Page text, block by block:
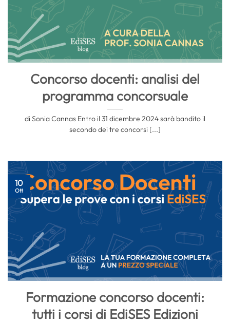
Concorso docenti: analisi del
programma concorsuale
di Sonia Cannas Entro il 31 dicembre 2024 sarà bandito il
secondo dei tre concorsi [...]
Formazione concorso docenti:
tutti i corsi di EdiSES Edizioni
10
Ott